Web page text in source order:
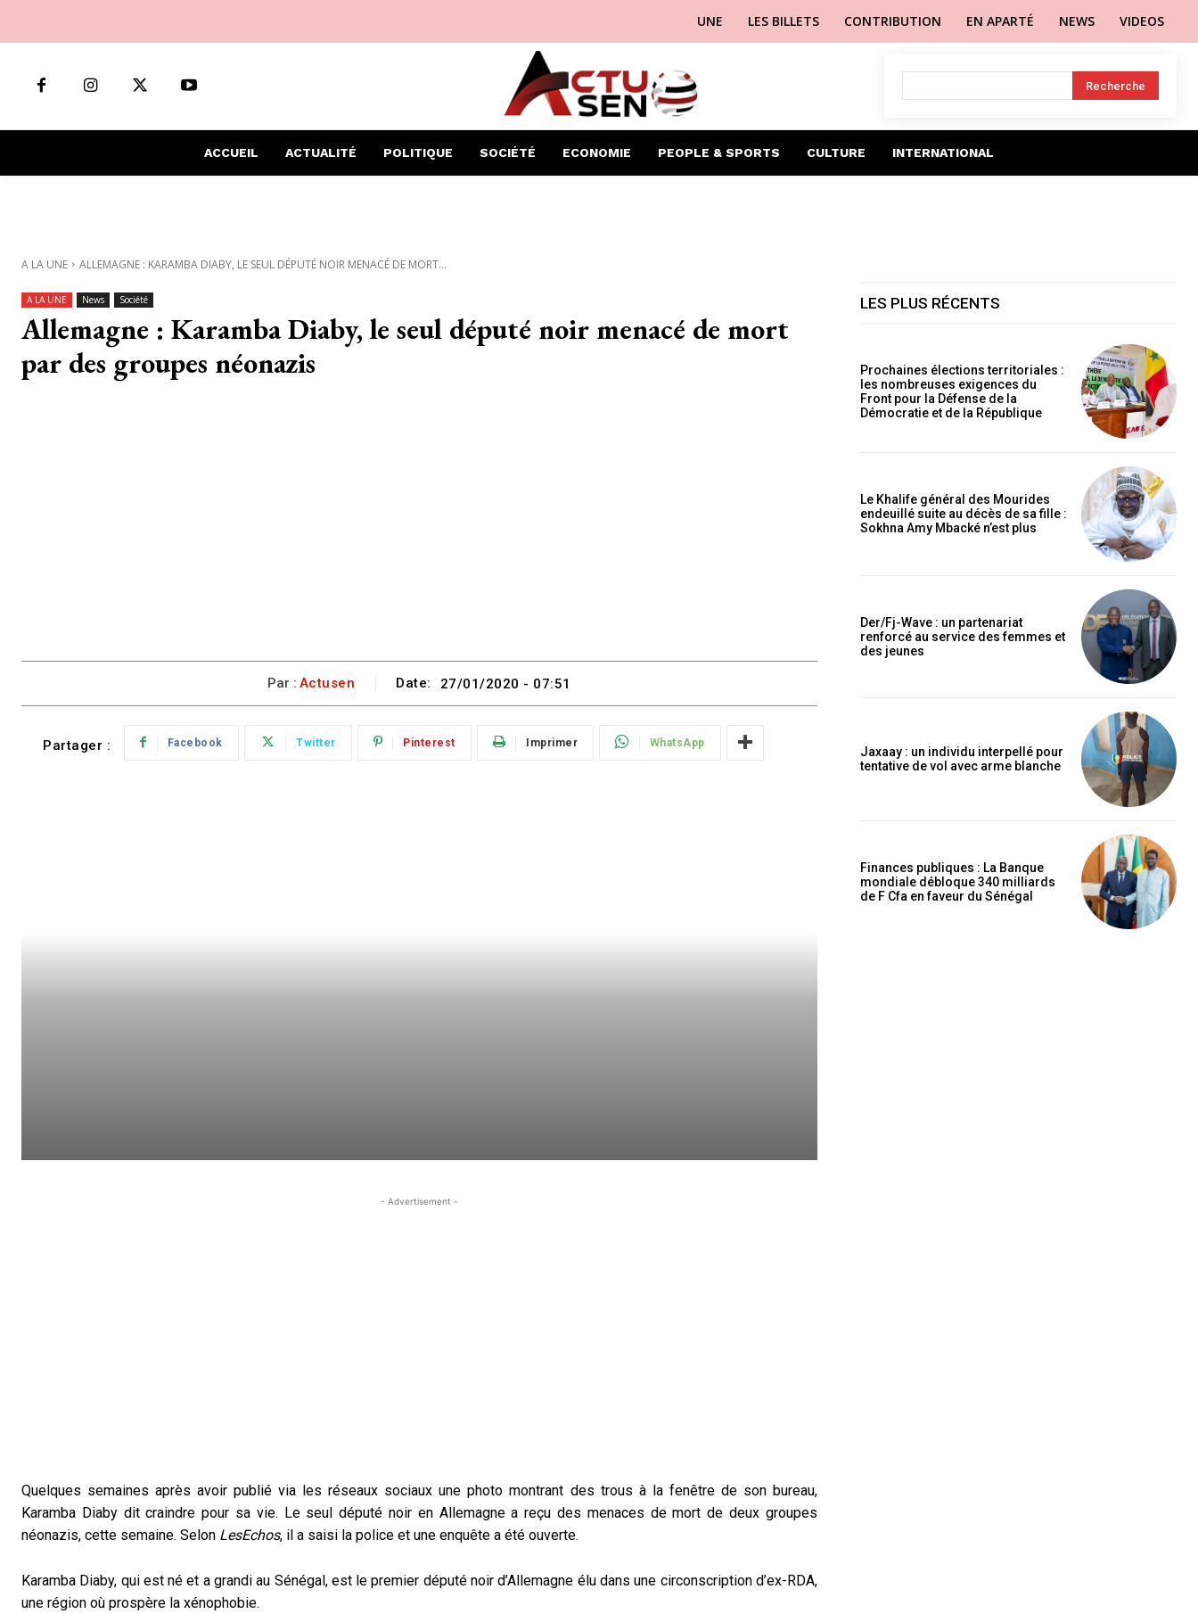
UNE LES BILLETS CONTRIBUTION EN APARTÉ NEWS VIDEOS
Recherche
ACCUEIL ACTUALITÉ POLITIQUE SOCIÉTÉ ECONOMIE PEOPLE & SPORTS CULTURE INTERNATIONAL
A LA UNE ALLEMAGNE : KARAMBA DIABY, LE SEUL DÉPUTÉ NOIR MENACÉ DE MORT...
A LA UNE News Société
Allemagne : Karamba Diaby, le seul député noir menacé de mort
par des groupes néonazis
Par : Actusen Date: 27/01/2020 - 07:51
Partager : Facebook Twitter Pinterest Imprimer WhatsApp
- Advertisement -
Quelques semaines après avoir publié via les réseaux sociaux une photo montrant des trous à la fenêtre de son bureau,
Karamba Diaby dit craindre pour sa vie. Le seul député noir en Allemagne a reçu des menaces de mort de deux groupes
néonazis, cette semaine. Selon LesEchos, il a saisi la police et une enquête a été ouverte.
Karamba Diaby, qui est né et a grandi au Sénégal, est le premier député noir d’Allemagne élu dans une circonscription d’ex-RDA,
une région où prospère la xénophobie.
LES PLUS RÉCENTS
Prochaines élections territoriales :
les nombreuses exigences du
Front pour la Défense de la
Démocratie et de la République
Le Khalife général des Mourides
endeuillé suite au décès de sa fille :
Sokhna Amy Mbacké n’est plus
Der/Fj-Wave : un partenariat
renforcé au service des femmes et
des jeunes
Jaxaay : un individu interpellé pour
tentative de vol avec arme blanche
Finances publiques : La Banque
mondiale débloque 340 milliards
de F Cfa en faveur du Sénégal